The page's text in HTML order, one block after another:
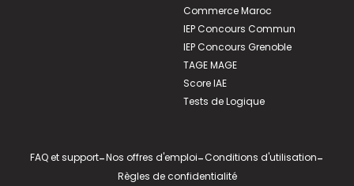
Commerce Maroc
IEP Concours Commun
IEP Concours Grenoble
TAGE MAGE
Score IAE
Tests de Logique
FAQ et support-Nos offres d'emploi-Conditions d'utilisation-
Règles de confidentialité